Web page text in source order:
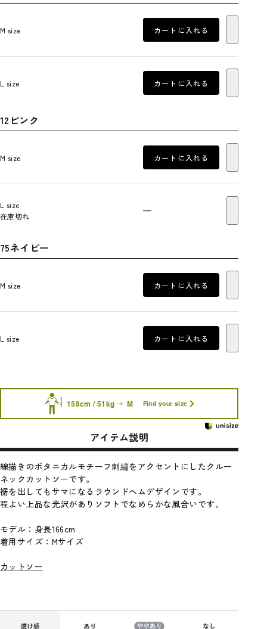
M size カートに入れる
L size カートに入れる
12ピンク
M size カートに入れる
L size
在庫切れ
—
75ネイビー
M size カートに入れる
L size カートに入れる
158cm / 51kg M Find your size
アイテム説明
線描きのボタニカルモチーフ刺繡をアクセントにしたクルー
ネックカットソーです。
裾を出してもサマになるラウンドヘムデザインです。
程よい上品な光沢がありソフトでなめらかな風合いです。
モデル：身長166cm
着用サイズ：Mサイズ
カットソー